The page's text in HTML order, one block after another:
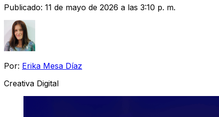
Publicado: 11 de mayo de 2026 a las 3:10 p. m.
Por: Erika Mesa Díaz
Creativa Digital